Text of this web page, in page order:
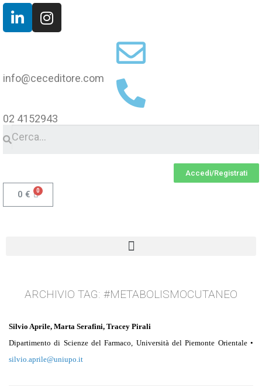
info@ceceditore.com
02 4152943
Accedi/Registrati
0 €
ARCHIVIO TAG: #METABOLISMOCUTANEO
Silvio Aprile, Marta Serafini, Tracey Pirali
Dipartimento di Scienze del Farmaco, Università del Piemonte Orientale •
silvio.aprile@uniupo.it